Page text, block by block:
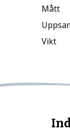
Mått
Vikt